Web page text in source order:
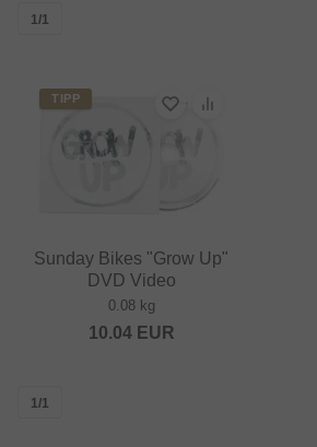
1/1
TIPP
Sunday Bikes "Grow Up"
DVD Video
0.08 kg
10.04EUR
1/1